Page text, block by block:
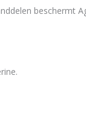
beschermt